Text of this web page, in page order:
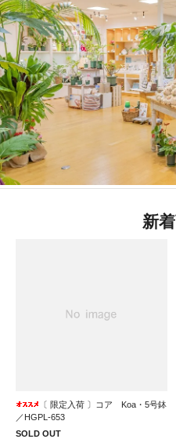
Pau!!! MAHALO!!! 4/
Aloha Hawaiian Festival
Springs
Pau!!! MAHALO!!! 4/
Fresh Fun Hawaii
Pau!!! MAHALO!!! 5/
茅ケ崎アロハマーケット2026
Pau!!! MAHALO!!! 5/
第37回 カ フラ ホア 横浜
@
JST Nagoya HAWAII
Pau!!! MAHALO!!! 7/8(Wed)
Pau!!! MAHALO!!! 7/
Fresh Fun Hawaii KYOTO
新
〔 限定入荷 〕コア Koa・5号鉢
／HGPL-653
SOLD OUT